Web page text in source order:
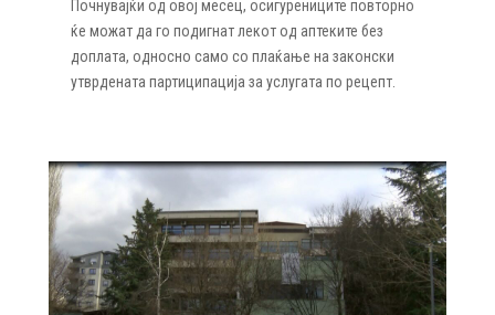
Почнувајќи од овој месец, осигурениците повторно
ќе можат да го подигнат лекот од аптеките без
доплата, односно само со плаќање на законски
утврдената партиципација за услугата по рецепт.